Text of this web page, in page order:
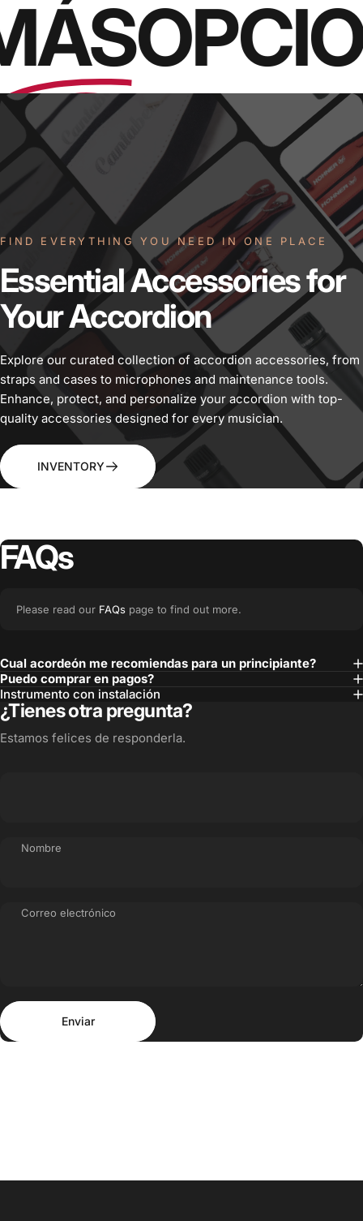
FIND EVERYTHING YOU NEED IN ONE PLACE
EssentialAccessoriesfor
YourAccordion
Explore our curated collection of accordion accessories, from
straps and cases to microphones and maintenance tools.
Enhance, protect, and personalize your accordion with top-
quality accessories designed for every musician.
INVENTORY
FAQs
Please read our FAQs page to find out more.
Cual acordeón me recomiendas para un principiante?
Puedo comprar en pagos?
Instrumento con instalación
¿Tienes otra pregunta?
Estamos felices de responderla.
Nombre
Correo electrónico
Enviar
Enviar